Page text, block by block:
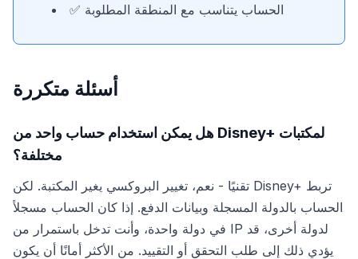
✅ الحساب يتناسب مع المنطقة المطلوبة
أسئلة متكررة
هل يمكن استخدام حساب واحد من Disney+ لمكتبات
مختلفة؟
تقنيًا - نعم، تغيير البروكسي يغير المكتبة. لكن Disney+ تربط
الحساب بالدولة المسجلة وبيانات الدفع. إذا كان الحساب مسجلاً
في دولة واحدة، وأنت تدخل باستمرار من IP لدولة أخرى، قد
يؤدي ذلك إلى طلب التحقق أو التقييد. من الأكثر أمانًا أن يكون